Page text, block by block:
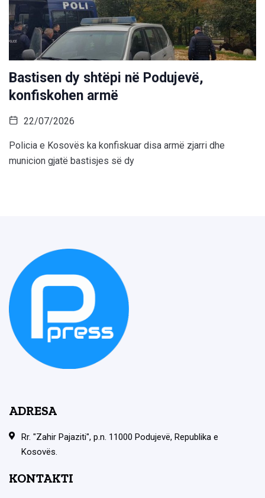
Bastisen dy shtëpi në Podujevë,
konfiskohen armë
22/07/2026
Policia e Kosovës ka konfiskuar disa armë zjarri dhe
municion gjatë bastisjes së dy
ADRESA
Rr. "Zahir Pajaziti", p.n. 11000 Podujevë, Republika e
Kosovës.
KONTAKTI